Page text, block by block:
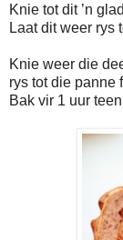
Knie tot dit ’n
Laat dit weer rys
Knie weer die
rys tot die panne
Bak vir 1 uur